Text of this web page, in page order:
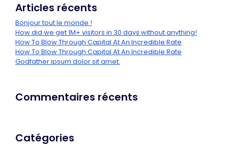
Articles récents
Bonjour tout le monde !
How did we get 1M+ visitors in 30 days without anything!
How To Blow Through Capital At An Incredible Rate
How To Blow Through Capital At An Incredible Rate
Godfather ipsum dolor sit amet.
Commentaires récents
Catégories